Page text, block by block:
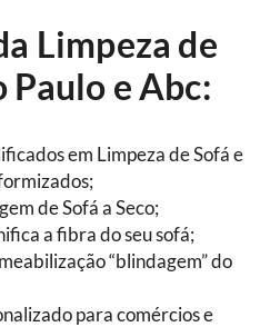
Limpeza de
Paulo e Abc:
em Limpeza de Sofá e
de Sofá a Seco;
a fibra do seu sofá;
“blindagem” do
para comércios e